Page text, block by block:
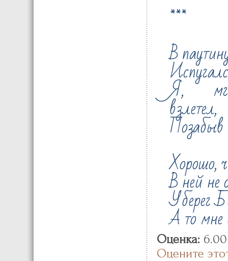
***
В
Я,
взлетел,
Позабыв
Хорошо,
В ней не
Уберег
А то мне
Оценка:
Оцените